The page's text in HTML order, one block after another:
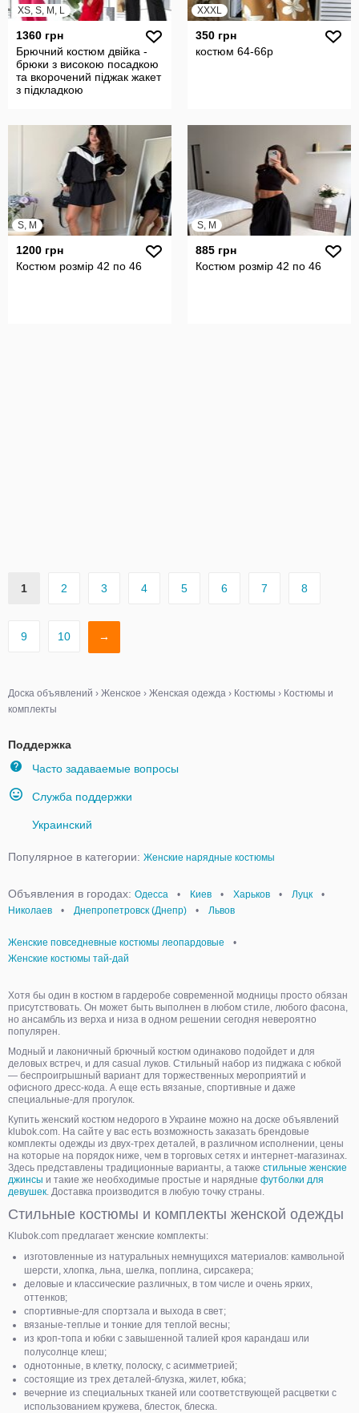
XS, S, M, L
1360 грн
Брючний костюм двійка -
брюки з високою посадкою
та вкорочений піджак жакет
з підкладкою
XXXL
350 грн
костюм 64-66р
S, M
1200 грн
Костюм розмір 42 по 46
S, M
885 грн
Костюм розмір 42 по 46
1 2 3 4 5 6 7 8
9 10 →
Доска объявлений › Женское › Женская одежда › Костюмы › Костюмы и
комплекты
Поддержка
Часто задаваемые вопросы
Служба поддержки
Украинский
Популярное в категории: Женские нарядные костюмы
Объявления в городах: Одесса • Киев • Харьков • Луцк
•
Николаев
• Днепропетровск (Днепр) • Львов
Женские повседневные костюмы леопардовые
•
Женские костюмы тай-дай
Хотя бы один в костюм в гардеробе современной модницы просто обязан
присутствовать. Он может быть выполнен в любом стиле, любого фасона,
но ансамбль из верха и низа в одном решении сегодня невероятно
популярен.
Модный и лаконичный брючный костюм одинаково подойдет и для
деловых встреч, и для casual луков. Стильный набор из пиджака с юбкой
— беспроигрышный вариант для торжественных мероприятий и
офисного дресс-кода. А еще есть вязаные, спортивные и даже
специальные-для прогулок.
Купить женский костюм недорого в Украине можно на доске объявлений
klubok.com. На сайте у вас есть возможность заказать брендовые
комплекты одежды из двух-трех деталей, в различном исполнении, цены
на которые на порядок ниже, чем в торговых сетях и интернет-магазинах.
Здесь представлены традиционные варианты, а также стильные женские
джинсы и такие же необходимые простые и нарядные футболки для
девушек. Доставка производится в любую точку страны.
Стильные костюмы и комплекты женской одежды
Klubok.com предлагает женские комплекты:
изготовленные из натуральных немнущихся материалов: камвольной
шерсти, хлопка, льна, шелка, поплина, сирсакера;
деловые и классические различных, в том числе и очень ярких,
оттенков;
спортивные-для спортзала и выхода в свет;
вязаные-теплые и тонкие для теплой весны;
из кроп-топа и юбки с завышенной талией кроя карандаш или
полусолнце клеш;
однотонные, в клетку, полоску, с асимметрией;
состоящие из трех деталей-блузка, жилет, юбка;
вечерние из специальных тканей или соответствующей расцветки с
использованием кружева, блесток, блеска.